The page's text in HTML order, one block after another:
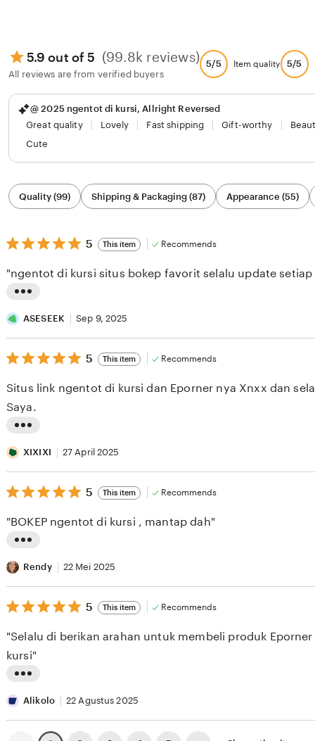
5.9 out of 5 (99.8k reviews)
All reviews are from verified buyers
5/5 Item quality 5/5
@ 2025 ngentot di kursi, Allright Reversed
Great quality
Lovely Fast shipping Gift-worthy
Cute
Filter
by
category
Quality (99) Shipping & Packaging (87) Appearance (55)
5
out
5
stars
5 This item Recommends
i
s
t
n
g
e
v
i
w
y
A
S
S
E
K
"ngentot di kursi situs bokep favorit selalu update setiap
ASESEEK Sep 9, 2025
5
out
5
stars
5 This item Recommends
i
s
t
n
r
e
v
e
w
y
X
Situs link ngentot di kursi dan Eporner nya Xnxx dan
Saya.
XIXIXI 27 April 2025
5
out
5
stars
5 This item Recommends
i
s
t
n
g
e
v
"BOKEP ngentot di kursi , mantap dah"
Rendy 22 Mei 2025
5
out
5
stars
5 This item Recommends
i
s
"Selalu di berikan arahan untuk membeli produk
kursi"
Alikolo 22 Agustus 2025